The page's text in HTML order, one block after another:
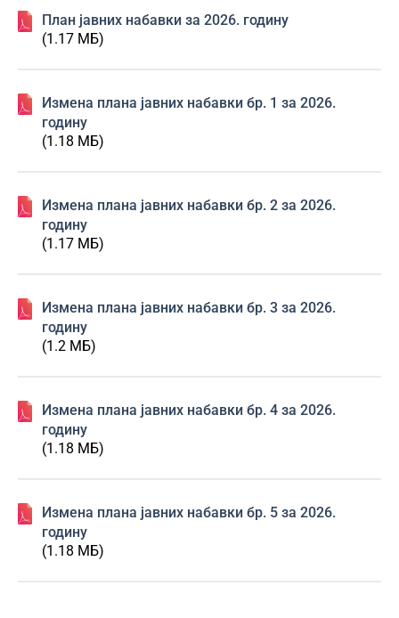
План јавних набавки за 2026. годину
(1.17 МБ)
Изменa плана јавних набавки бр. 1 за 2026.
годину
(1.18 МБ)
Изменa плана јавних набавки бр. 2 за 2026.
годину
(1.17 МБ)
Изменa плана јавних набавки бр. 3 за 2026.
годину
(1.2 МБ)
Изменa плана јавних набавки бр. 4 за 2026.
годину
(1.18 МБ)
Изменa плана јавних набавки бр. 5 за 2026.
годину
(1.18 МБ)